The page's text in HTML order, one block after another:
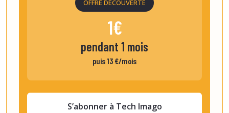
OFFRE DÉCOUVERTE
1€
pendant 1 mois
puis 13 €/mois
S’abonner à Tech Imago